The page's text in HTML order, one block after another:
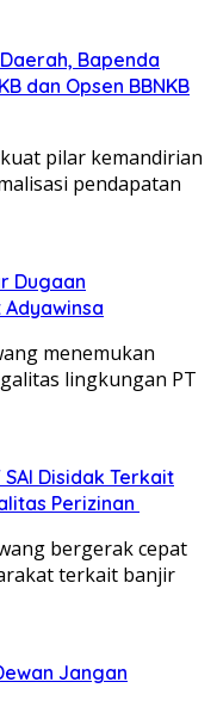
Bapenda
dan Opsen BBNKB
pilar kemandirian
pendapatan
Dugaan
menemukan
lingkungan PT
SAI Disidak Terkait
Perizinan
bergerak cepat
terkait banjir
Jangan